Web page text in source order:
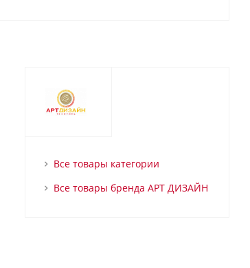
Все товары категории
Все товары бренда АРТ ДИЗАЙН